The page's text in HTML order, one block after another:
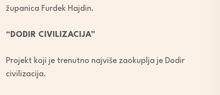
županica Furdek Hajdin.
“DODIR CIVILIZACIJA”
Projekt koji je trenutno najviše zaokuplja je Dodir
civilizacija.